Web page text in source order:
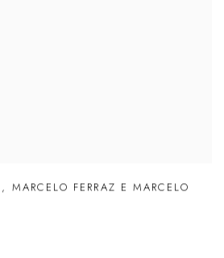
, MARCELO FERRAZ E MARCELO